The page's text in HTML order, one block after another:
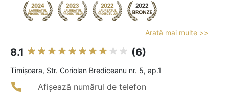
Arată mai multe >>
8.1 (6)
Timişoara, Str. Coriolan Brediceanu nr. 5, ap.1
Afișează numărul de telefon